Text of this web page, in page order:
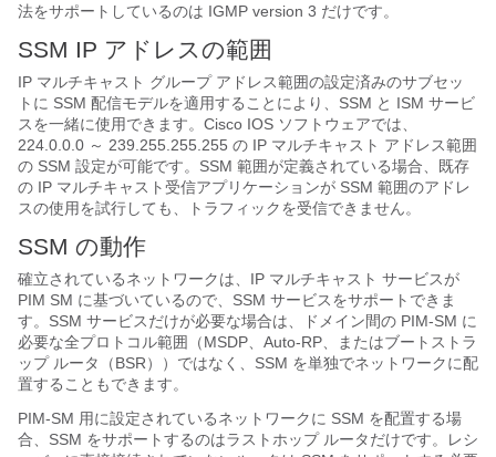
法をサポートしているのは IGMP version 3 だけです。
SSM IP アドレスの範囲
IP マルチキャスト グループ アドレス範囲の設定済みのサブセッ
トに SSM 配信モデルを適用することにより、SSM と ISM サービ
スを一緒に使用できます。Cisco IOS ソフトウェアでは、
224.0.0.0 ～ 239.255.255.255 の IP マルチキャスト アドレス範囲
の SSM 設定が可能です。SSM 範囲が定義されている場合、既存
の IP マルチキャスト受信アプリケーションが SSM 範囲のアドレ
スの使用を試行しても、トラフィックを受信できません。
SSM の動作
確立されているネットワークは、IP マルチキャスト サービスが
PIM SM に基づいているので、SSM サービスをサポートできま
す。SSM サービスだけが必要な場合は、ドメイン間の PIM-SM に
必要な全プロトコル範囲（MSDP、Auto-RP、またはブートストラ
ップ ルータ（BSR））ではなく、SSM を単独でネットワークに配
置することもできます。
PIM-SM 用に設定されているネットワークに SSM を配置する場
合、SSM をサポートするのはラストホップ ルータだけです。レシ